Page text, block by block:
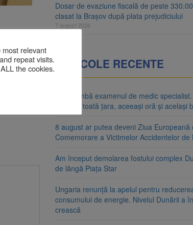
păcatul
fiindcă
cu
vei
văzut şi
Dosar de evaziune fiscală de peste
clasat la Brașov după plata prejudiciului
7 august 2026
ARTICOLE RECENTE
Se schimbă examenul de medic
unice în toată țara, aceeași oră și același
8 august ar putea deveni Ziua Europeană
Comemorare a Victimelor Accidentelor de
Am început demolarea fostului complex
de lângă Piața Star
Ungaria renunță la apelul pentru
consumului de energie. Nivelul Dunării a
crească
relevant
repeat visits.
the cookies.